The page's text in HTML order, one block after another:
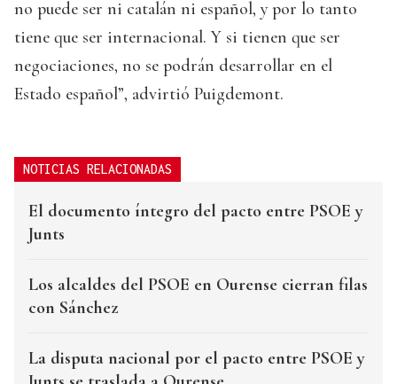
no puede ser ni catalán ni español, y por lo tanto
tiene que ser internacional. Y si tienen que ser
negociaciones, no se podrán desarrollar en el
Estado español”, advirtió Puigdemont.
NOTICIAS RELACIONADAS
El documento íntegro del pacto entre PSOE y
Junts
Los alcaldes del PSOE en Ourense cierran filas
con Sánchez
La disputa nacional por el pacto entre PSOE y